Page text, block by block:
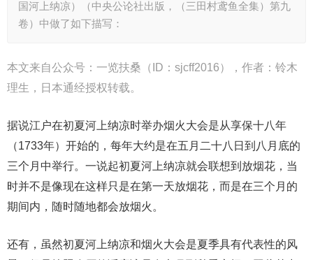
国河上纳凉）（中央公论社出版，（三田村鸢鱼全集）第九
卷）中做了如下描写：
本文来自公众号：一览扶桑（ID：sjcff2016），作者：铃木
理生，日本通经授权转载。
据说江户在初夏河上纳凉时举办烟火大会是从享保十八年
（1733年）开始的，每年大约是在五月二十八日到八月底的
三个月中举行。一说起初夏河上纳凉就会联想到放烟花，当
时并不是像现在这样只是在第一天放烟花，而是在三个月的
期间内，随时随地都会放烟火。
还有，虽然初夏河上纳凉和烟火大会是夏季具有代表性的风